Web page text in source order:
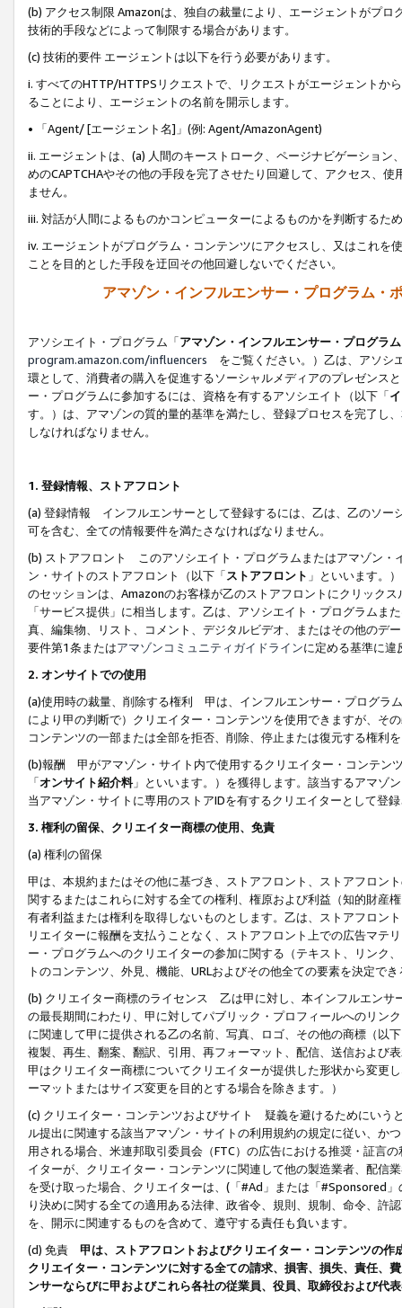
(b) アクセス制限 Amazonは、独自の裁量により、エージェントがプ
技術的手段などによって制限する場合があります。
(c) 技術的要件 エージェントは以下を行う必要があります。
i. すべてのHTTP/HTTPSリクエストで、リクエストがエージェントか
ることにより、エージェントの名前を開示します。
• 「Agent/ [エージェント名]」(例: Agent/AmazonAgent)
ii. エージェントは、(a) 人間のキーストローク、ページナビゲーショ
めのCAPTCHAやその他の手段を完了させたり回避して、アクセス、
ません。
iii. 対話が人間によるものかコンピューターによるものかを判断するた
iv. エージェントがプログラム・コンテンツにアクセスし、又はこれ
ことを目的とした手段を迂回その他回避しないでください。
アマゾン・インフルエンサー・プログラム・
アソシエイト・プログラム「アマゾン・インフルエンサー・プログラム
program.amazon.com/influencers をご覧ください。）乙は、アソシ
環として、消費者の購入を促進するソーシャルメディアのプレゼンス
ー・プログラムに参加するには、資格を有するアソシエイト（以下「
す。）は、アマゾンの質的量的基準を満たし、登録プロセスを完了し、
しなければなりません。
1. 登録情報、ストアフロント
(a) 登録情報 インフルエンサーとして登録するには、乙は、乙のソー
可を含む、全ての情報要件を満たさなければなりません。
(b) ストアフロント このアソシエイト・プログラムまたはアマゾン・
ン・サイトのストアフロント（以下「ストアフロント 」といいます。
のセッションは、Amazonのお客様が乙のストアフロントにクリック
「サービス提供」に相当します。乙は、アソシエイト・プログラム
真、編集物、リスト、コメント、デジタルビデオ、またはその他のデ
要件第1条またはアマゾンコミュニティガイドラインに定める基準に違
2. オンサイトでの使用
(a)使用時の裁量、削除する権利 甲は、インフルエンサー・プログラ
により甲の判断で）クリエイター・コンテンツを使用できますが、そ
コンテンツの一部または全部を拒否、削除、停止または復元する権利
(b)報酬 甲がアマゾン・サイト内で使用するクリエイター・コンテン
「オンサイト紹介料」といいます。）を獲得します。該当するアマゾ
当アマゾン・サイトに専用のストアIDを有するクリエイターとして登
3. 権利の留保、クリエイター商標の使用、免責
(a) 権利の留保
甲は、本規約またはその他に基づき、ストアフロント、ストアフロン
関するまたはこれらに対する全ての権利、権原および利益（知的財産
有者利益または権利を取得しないものとします。乙は、ストアフロン
リエイターに報酬を支払うことなく、ストアフロント上での広告マテ
ー・プログラムへのクリエイターの参加に関する（テキスト、リンク
トのコンテンツ、外見、機能、URLおよびその他全ての要素を決定で
(b) クリエイター商標のライセンス 乙は甲に対し、本インフルエンサ
の最長期間にわたり、甲に対してパブリック・プロフィールへのリン
に関連して甲に提供される乙の名前、写真、ロゴ、その他の商標（以
複製、再生、翻案、翻訳、引用、再フォーマット、配信、送信および
甲はクリエイター商標についてクリエイターが提供した形状から変更
ーマットまたはサイズ変更を目的とする場合を除きます。）
(c) クリエイター・コンテンツおよびサイト 疑義を避けるためにいう
ル提出に関連する該当アマゾン・サイトの利用規約の規定に従い、か
用される場合、米連邦取引委員会（FTC）の広告における推奨・証言
イターが、クリエイター・コンテンツに関連して他の製造業者、配信
を受け取った場合、クリエイターは、(「#Ad」または「#Sponsored
り決めに関する全ての適用ある法律、政省令、規則、規制、命令、許
を、開示に関連するものを含めて、遵守する責任も負います。
(d) 免責 甲は、ストアフロントおよびクリエイター・コンテンツの
クリエイター・コンテンツに対する全ての請求、損害、損失、責任、
ンサーならびに甲およびこれら各社の従業員、役員、取締役および代